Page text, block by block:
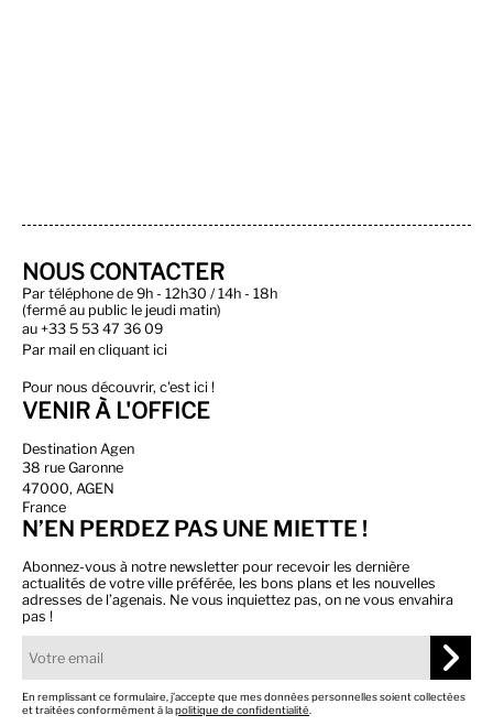
NOUS CONTACTER
Par téléphone de 9h - 12h30 / 14h - 18h
(fermé au public le jeudi matin)
au +33 5 53 47 36 09
Par mail en cliquant ici
Pour nous découvrir, c'est ici !
VENIR À L'OFFICE
Destination Agen
38 rue Garonne
47000, AGEN
France
N’EN PERDEZ PAS UNE MIETTE !
Abonnez-vous à notre newsletter pour recevoir les dernière
actualités de votre ville préférée, les bons plans et les nouvelles
adresses de l’agenais. Ne vous inquiettez pas, on ne vous envahira
pas !
En remplissant ce formulaire, j’accepte que mes données personnelles soient collectées
et traitées conformément à lapolitique de confidentialité